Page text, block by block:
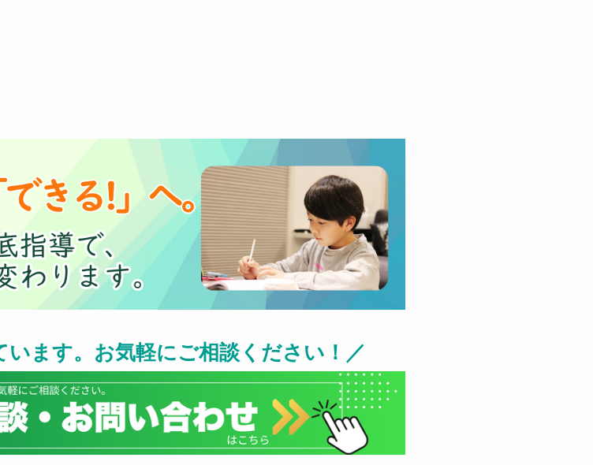
います。お気軽にご相談ください！／